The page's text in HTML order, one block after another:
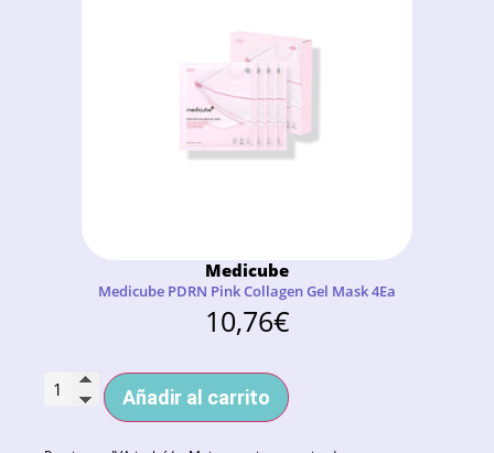
Medicube
Medicube PDRN Pink Collagen Gel Mask 4Ea
10,76€
Añadir al carrito